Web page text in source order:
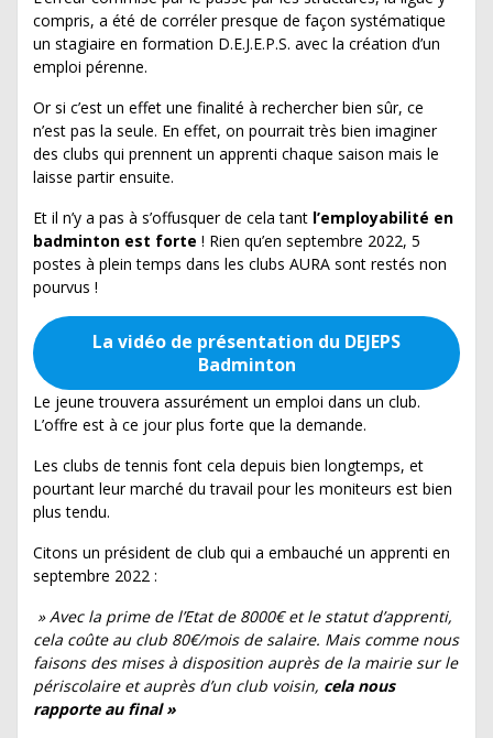
compris, a été de corréler presque de façon systématique
un stagiaire en formation D.E.J.E.P.S. avec la création d’un
emploi pérenne.
Or si c’est un effet une finalité à rechercher bien sûr, ce
n’est pas la seule. En effet, on pourrait très bien imaginer
des clubs qui prennent un apprenti chaque saison mais le
laisse partir ensuite.
Et il n’y a pas à s’offusquer de cela tant l’employabilité en
badminton est forte ! Rien qu’en septembre 2022, 5
postes à plein temps dans les clubs AURA sont restés non
pourvus !
La vidéo de présentation du DEJEPS
Badminton
Le jeune trouvera assurément un emploi dans un club.
L’offre est à ce jour plus forte que la demande.
Les clubs de tennis font cela depuis bien longtemps, et
pourtant leur marché du travail pour les moniteurs est bien
plus tendu.
Citons un président de club qui a embauché un apprenti en
septembre 2022 :
» Avec la prime de l’Etat de 8000€ et le statut d’apprenti,
cela coûte au club 80€/mois de salaire. Mais comme nous
faisons des mises à disposition auprès de la mairie sur le
périscolaire et auprès d’un club voisin, cela nous
rapporte au final »